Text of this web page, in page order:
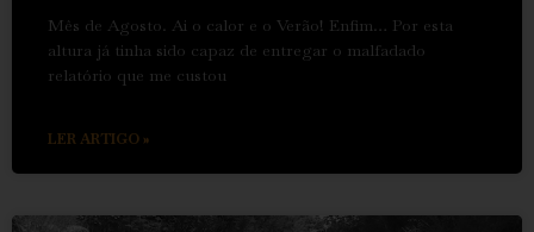
Mês de Agosto. Ai o calor e o Verão! Enfim… Por esta
altura já tinha sido capaz de entregar o malfadado
relatório que me custou
LER ARTIGO »